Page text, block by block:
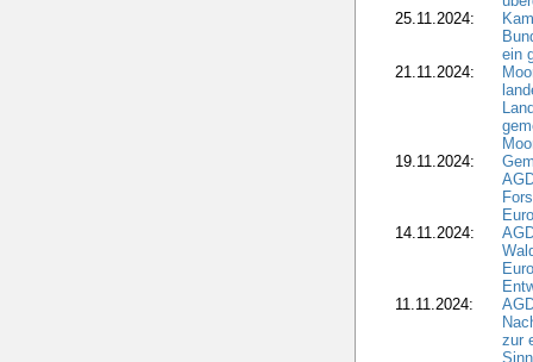
25.11.2024:
ein
21.11.2024:
19.11.2024:
14.11.2024:
11.11.2024:
zur